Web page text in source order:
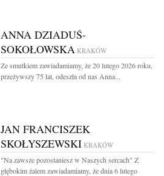
ANNA DZIADUŚ-
SOKOŁOWSKA KRAKÓW
Ze smutkiem zawiadamiamy, że 20 lutego 2026 roku,
przeżywszy 75 lat, odeszła od nas Anna...
JAN FRANCISZEK
SKOŁYSZEWSKI KRAKÓW
"Na zawsze pozostaniesz w Naszych sercach" Z
głębokim żalem zawiadamiamy, że dnia 6 lutego